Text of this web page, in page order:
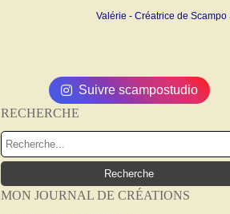
Valérie - Créatrice de Scampo
Suivre scampostudio
RECHERCHE
MON JOURNAL DE CRÉATIONS